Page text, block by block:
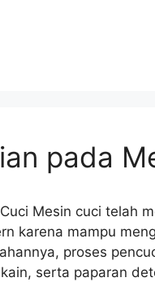
pada
Mesin cuci telah
karena mampu
proses
serta paparan